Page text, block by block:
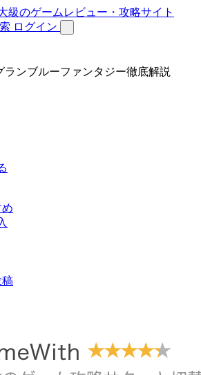
ログイン
ンブルーファンタジー徹底解説
稿